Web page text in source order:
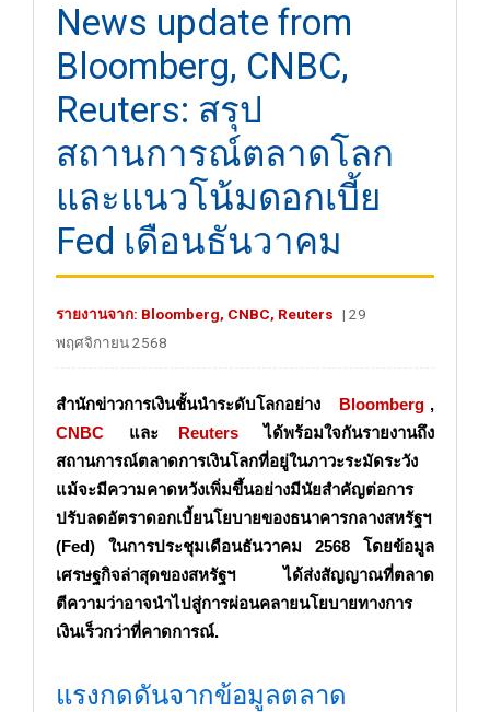
News update from
Bloomberg, CNBC,
Reuters: สรุป
สถานการณ์ตลาดโลก
และแนวโน้มดอกเบี้ย
Fed เดือนธันวาคม
รายงานจาก: Bloomberg, CNBC, Reuters | 29
พฤศจิกายน 2568
สำนักข่าวการเงินชั้นนำระดับโลกอย่าง Bloomberg ,
CNBC
และ Reuters
ได้พร้อมใจกันรายงานถึง
สถานการณ์ตลาดการเงินโลกที่อยู่ในภาวะระมัดระวัง
แม้จะมีความคาดหวังเพิ่มขึ้นอย่างมีนัยสำคัญต่อการ
ปรับลดอัตราดอกเบี้ยนโยบายของธนาคารกลางสหรัฐฯ
(Fed) ในการประชุมเดือนธันวาคม 2568 โดยข้อมูล
เศรษฐกิจล่าสุดของสหรัฐฯ ได้ส่งสัญญาณที่ตลาด
ตีความว่าอาจนำไปสู่การผ่อนคลายนโยบายทางการ
เงินเร็วกว่าที่คาดการณ์.
แรงกดดันจากข้อมูลตลาด